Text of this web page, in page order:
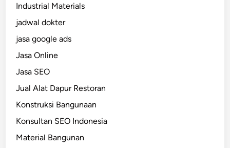
Industrial Materials
jadwal dokter
jasa google ads
Jasa Online
Jasa SEO
Jual Alat Dapur Restoran
Konstruksi Bangunaan
Konsultan SEO Indonesia
Material Bangunan